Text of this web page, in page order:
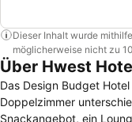
Dieser Inhalt wurde
möglicherweise nicht zu
Über Hwest
Das Design Budget
Doppelzimmer
Snackangebot, ein